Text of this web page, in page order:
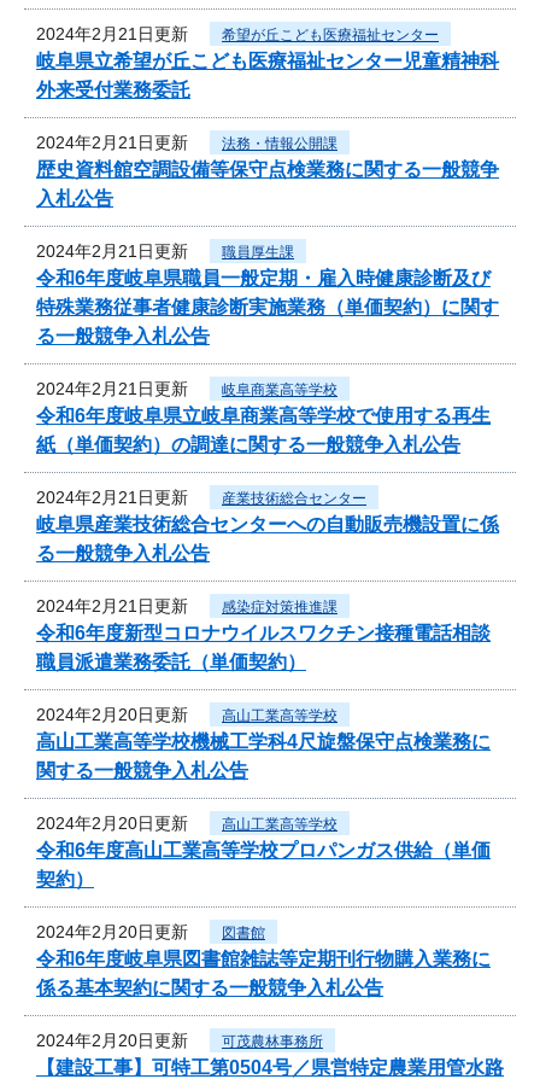
2024年2月21日更新 希望が丘こども医療福祉センター
岐阜県立希望が丘こども医療福祉センター児童精神科
外来受付業務委託
2024年2月21日更新 法務・情報公開課
歴史資料館空調設備等保守点検業務に関する一般競争
入札公告
2024年2月21日更新 職員厚生課
令和6年度岐阜県職員一般定期・雇入時健康診断及び
特殊業務従事者健康診断実施業務（単価契約）に関す
る一般競争入札公告
2024年2月21日更新 岐阜商業高等学校
令和6年度岐阜県立岐阜商業高等学校で使用する再生
紙（単価契約）の調達に関する一般競争入札公告
2024年2月21日更新 産業技術総合センター
岐阜県産業技術総合センターへの自動販売機設置に係
る一般競争入札公告
2024年2月21日更新 感染症対策推進課
令和6年度新型コロナウイルスワクチン接種電話相談
職員派遣業務委託（単価契約）
2024年2月20日更新 高山工業高等学校
高山工業高等学校機械工学科4尺旋盤保守点検業務に
関する一般競争入札公告
2024年2月20日更新 高山工業高等学校
令和6年度高山工業高等学校プロパンガス供給（単価
契約）
2024年2月20日更新 図書館
令和6年度岐阜県図書館雑誌等定期刊行物購入業務に
係る基本契約に関する一般競争入札公告
2024年2月20日更新 可茂農林事務所
【建設工事】可特工第0504号／県営特定農業用管水路